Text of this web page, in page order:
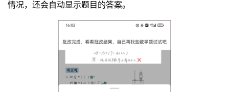
情况，还会自动显示题目的答案。